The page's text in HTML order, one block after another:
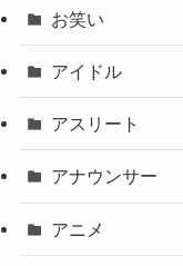
お笑い
アイドル
アスリート
アナウンサー
アニメ